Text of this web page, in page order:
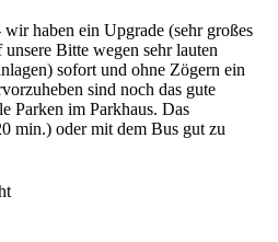
haben ein Upgrade (sehr großes
Bitte wegen sehr lauten
sofort und ohne Zögern ein
sind noch das gute
Parken im Parkhaus. Das
min.) oder mit dem Bus gut zu